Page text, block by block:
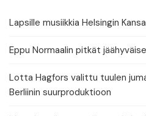
Lapsille musiikkia Helsingin
Eppu Normaalin pitkät
Lotta Hagfors valittu tuulen
Berliinin suurproduktioon